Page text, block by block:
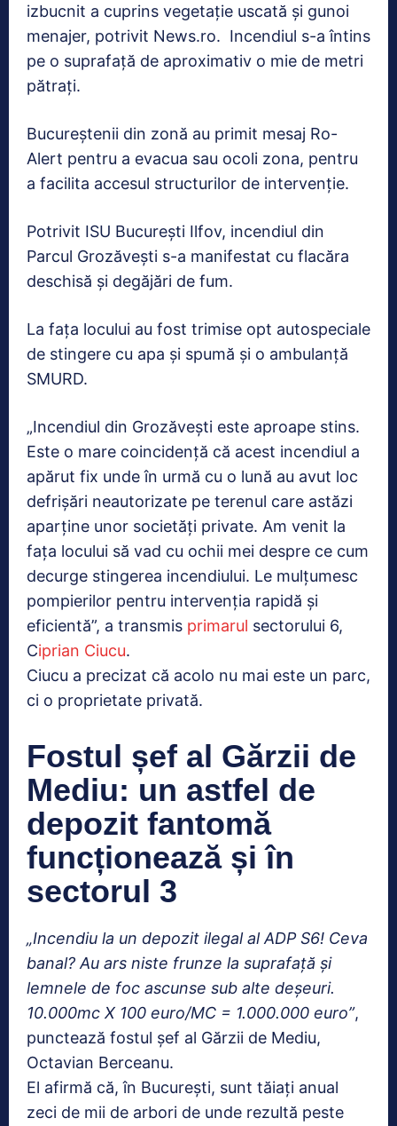
izbucnit a cuprins vegetaţie uscată şi gunoi
menajer, potrivit News.ro. Incendiul s-a întins
pe o suprafaţă de aproximativ o mie de metri
pătraţi.
Bucureștenii din zonă au primit mesaj Ro-
Alert pentru a evacua sau ocoli zona, pentru
a facilita accesul structurilor de intervenţie.
Potrivit ISU Bucureşti Ilfov, incendiul din
Parcul Grozăvești s-a manifestat cu flacăra
deschisă şi degăjări de fum.
La faţa locului au fost trimise opt autospeciale
de stingere cu apa şi spumă şi o ambulanţă
SMURD.
„Incendiul din Grozăvești este aproape stins.
Este o mare coincidență că acest incendiul a
apărut fix unde în urmă cu o lună au avut loc
defrișări neautorizate pe terenul care astăzi
aparține unor societăți private. Am venit la
fața locului să vad cu ochii mei despre ce cum
decurge stingerea incendiului. Le mulțumesc
pompierilor pentru intervenția rapidă și
eficientă”, a transmis primarul sectorului 6,
Ciprian Ciucu.
Ciucu a precizat că acolo nu mai este un parc,
ci o proprietate privată.
Fostul șef al Gărzii de
Mediu: un astfel de
depozit fantomă
funcționează și în
sectorul 3
„Incendiu la un depozit ilegal al ADP S6! Ceva
banal? Au ars niste frunze la suprafață și
lemnele de foc ascunse sub alte deșeuri.
10.000mc X 100 euro/MC = 1.000.000 euro”,
punctează fostul șef al Gărzii de Mediu,
Octavian Berceanu.
El afirmă că, în București, sunt tăiați anual
zeci de mii de arbori de unde rezultă peste